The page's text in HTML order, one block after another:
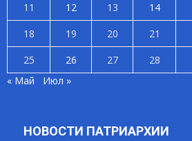
11
12 13 14
18
19 20 21
25
26 27 28
« Май
Июл »
НОВОСТИ ПАТРИАРХИИ